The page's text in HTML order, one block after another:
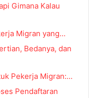
Gimana Kalau
Migran yang…
Bedanya, dan
Pekerja Migran:…
Pendaftaran